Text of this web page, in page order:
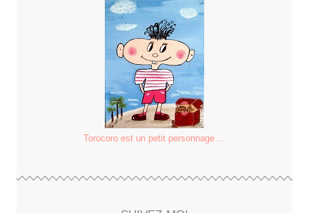
Torocoro est un petit personnage ...